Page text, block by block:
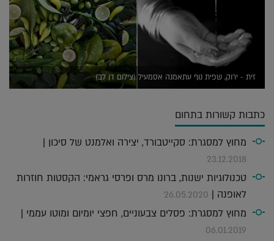
זית - ירוק, שפית נוף עתאמנה אסמעיל (צילום דן לב)
כתבות קשורות בתחום
מחוץ למסגרת: סקייטבורד, יצירה ואלמנט של סיכון |
23.12.2018
טכנולוגיות ישנות, ברונו מרס ופרסי גראמי: הקסטות חוזרות
לאופנה | 26.05.2020
מחוץ למסגרת: פסלים צבעוניים, חפצי יומיום ומוטו עממי |
06.01.2019